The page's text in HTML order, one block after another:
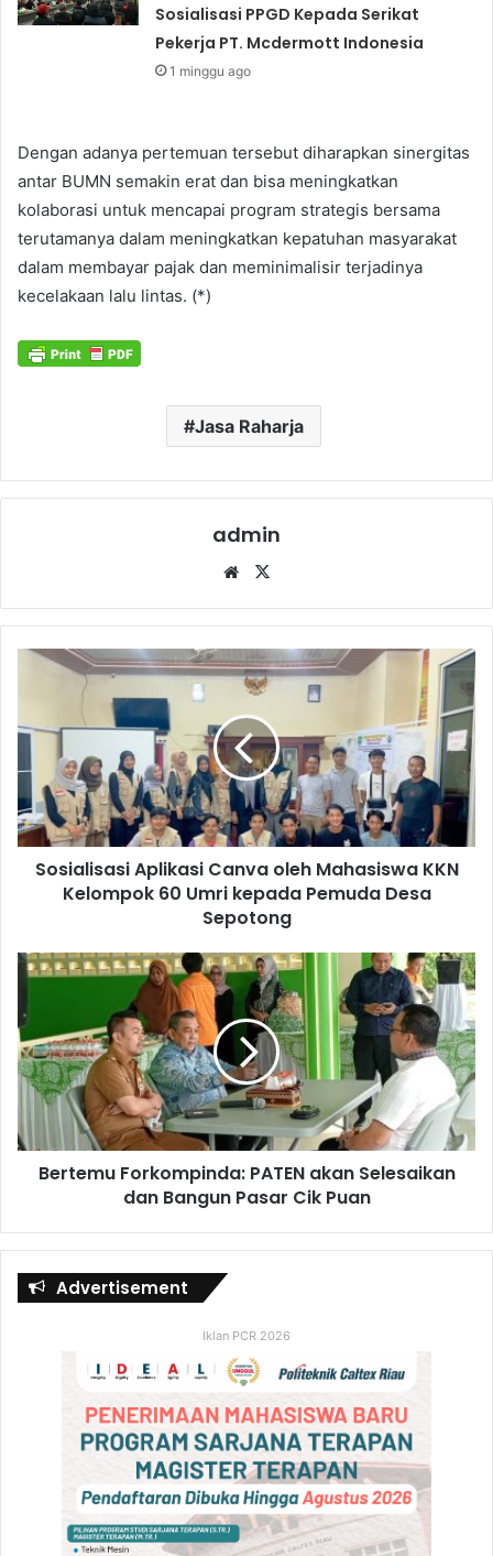
Sosialisasi PPGD Kepada Serikat
Pekerja PT. Mcdermott Indonesia
1 minggu ago
Dengan adanya pertemuan tersebut diharapkan sinergitas
antar BUMN semakin erat dan bisa meningkatkan
kolaborasi untuk mencapai program strategis bersama
terutamanya dalam meningkatkan kepatuhan masyarakat
dalam membayar pajak dan meminimalisir terjadinya
kecelakaan lalu lintas. (*)
Jasa Raharja
admin
Website
Sosialisasi Aplikasi Canva oleh Mahasiswa KKN
Kelompok 60 Umri kepada Pemuda Desa
Sepotong
Bertemu Forkompinda: PATEN akan Selesaikan
dan Bangun Pasar Cik Puan
Advertisement
Iklan PCR 2026